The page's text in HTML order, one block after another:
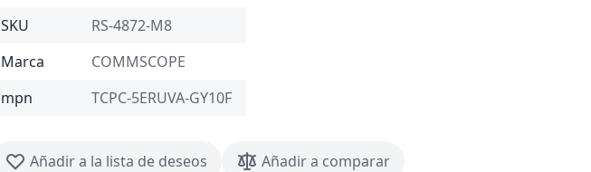
SKU
RS-4872-M8
Marca
COMMSCOPE
mpn
TCPC-5ERUVA-GY10F
Añadir a la lista de deseos Añadir a comparar